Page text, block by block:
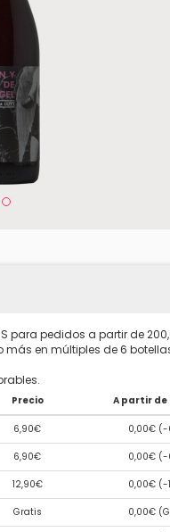
para pedidos a partir de
más en múltiples de 6
Precio A partir de
6,90€ 0,00€ (-
6,90€ 0,00€ (-
12,90€ 0,00€ (-
Gratis 0,00€ (